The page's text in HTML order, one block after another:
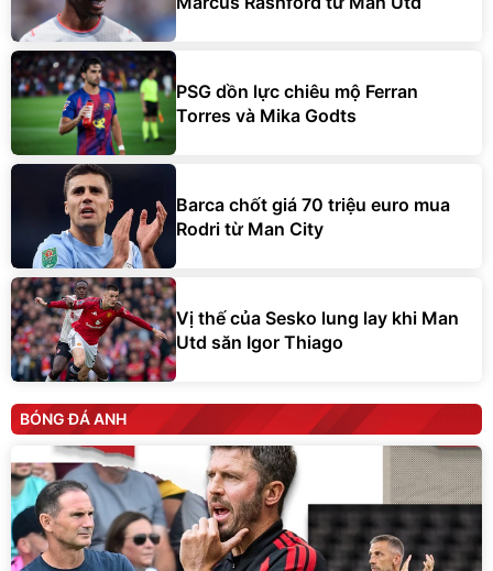
PSG dồn lực chiêu mộ Ferran
Torres và Mika Godts
Barca chốt giá 70 triệu euro mua
Rodri từ Man City
Vị thế của Sesko lung lay khi Man
Utd săn Igor Thiago
BÓNG ĐÁ ANH